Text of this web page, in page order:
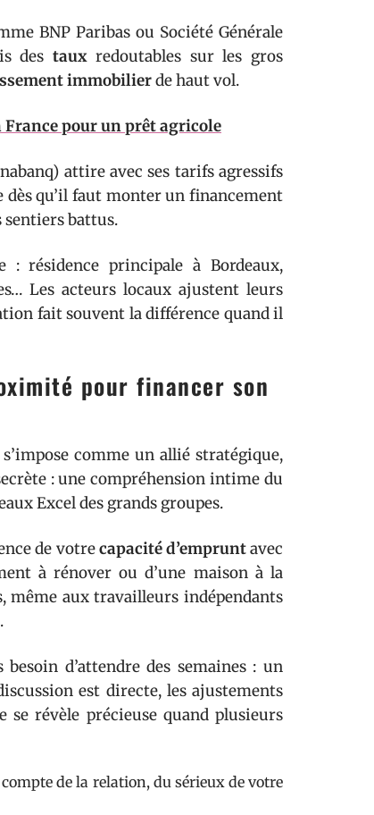
BNP Paribas ou Société Générale
des tauxredoutables sur les gros
immobilierde haut vol.
pour un prêt agricole
attire avec ses tarifs agressifs
dès qu’il faut monter un financement
battus.
résidence principale à Bordeaux,
Les acteurs locaux ajustent leurs
fait souvent la différence quand il
pour financer son
s’impose comme un allié stratégique,
: une compréhension intime du
Excel des grands groupes.
de votrecapacité d’empruntavec
à rénover ou d’une maison à la
même aux travailleurs indépendants
d’attendre des semaines : un
est directe, les ajustements
révèle précieuse quand plusieurs
de la relation, du sérieux de votre